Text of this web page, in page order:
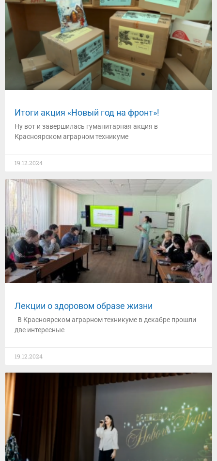
Итоги акция «Новый год на фронт»!
Ну вот и завершилась гуманитарная акция в
Красноярском аграрном техникуме
19.12.2024
Лекции о здоровом образе жизни
В Красноярском аграрном техникуме в декабре прошли
две интересные
19.12.2024